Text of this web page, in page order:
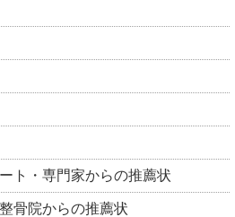
ト・専門家からの推薦状
骨院からの推薦状